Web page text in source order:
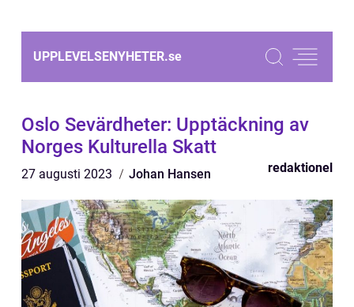
UPPLEVELSENYHETER.se
Oslo Sevärdheter: Upptäckning av
Norges Kulturella Skatt
27 augusti 2023 Johan Hansen redaktionel